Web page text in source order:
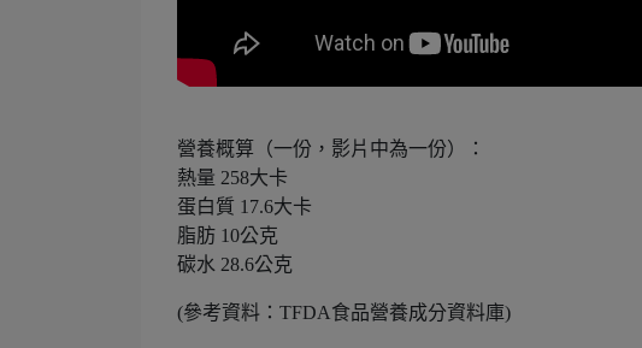
營養概算（一份，影片中為一份）：
熱量 258大卡
蛋白質 17.6大卡
脂肪 10公克
碳水 28.6公克
(參考資料：TFDA食品營養成分資料庫)